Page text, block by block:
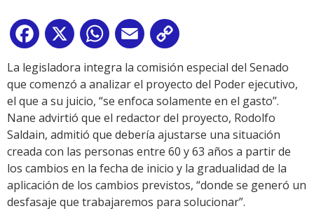
Facebook
X WhatsApp
Email
Link
La legisladora integra la comisión especial del Senado
que comenzó a analizar el proyecto del Poder ejecutivo,
el que a su juicio, “se enfoca solamente en el gasto”.
Nane advirtió que el redactor del proyecto, Rodolfo
Saldain, admitió que debería ajustarse una situación
creada con las personas entre 60 y 63 años a partir de
los cambios en la fecha de inicio y la gradualidad de la
aplicación de los cambios previstos, “donde se generó un
desfasaje que trabajaremos para solucionar”.